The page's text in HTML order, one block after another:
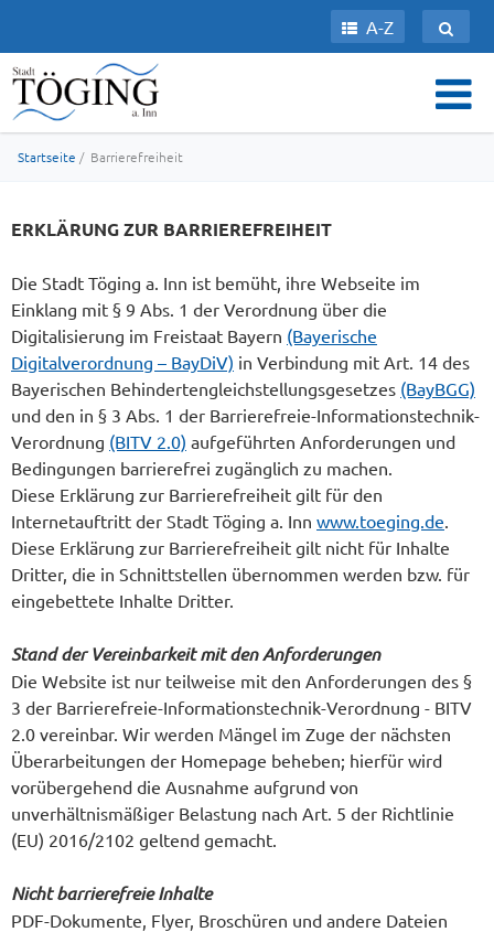
A-Z
Startseite / Barrierefreiheit
ERKLÄRUNG ZUR BARRIEREFREIHEIT
Die Stadt Töging a. Inn ist bemüht, ihre Webseite im
Einklang mit § 9 Abs. 1 der Verordnung über die
Digitalisierung im Freistaat Bayern (Bayerische
Digitalverordnung – BayDiV) in Verbindung mit Art. 14 des
Bayerischen Behindertengleichstellungsgesetzes (BayBGG)
und den in § 3 Abs. 1 der Barrierefreie-Informationstechnik-
Verordnung (BITV 2.0) aufgeführten Anforderungen und
Bedingungen barrierefrei zugänglich zu machen.
Diese Erklärung zur Barrierefreiheit gilt für den
Internetauftritt der Stadt Töging a. Inn www.toeging.de.
Diese Erklärung zur Barrierefreiheit gilt nicht für Inhalte
Dritter, die in Schnittstellen übernommen werden bzw. für
eingebettete Inhalte Dritter.
Stand der Vereinbarkeit mit den Anforderungen
Die Website ist nur teilweise mit den Anforderungen des §
3 der Barrierefreie-Informationstechnik-Verordnung - BITV
2.0 vereinbar. Wir werden Mängel im Zuge der nächsten
Überarbeitungen der Homepage beheben; hierfür wird
vorübergehend die Ausnahme aufgrund von
unverhältnismäßiger Belastung nach Art. 5 der Richtlinie
(EU) 2016/2102 geltend gemacht.
Nicht barrierefreie Inhalte
PDF-Dokumente, Flyer, Broschüren und andere Dateien